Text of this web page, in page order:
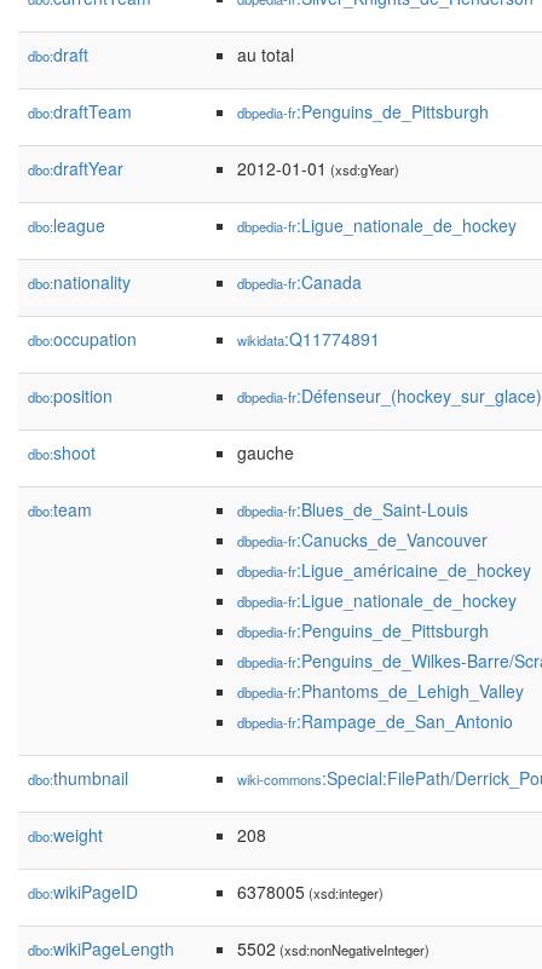
dbo:draft au total
dbo:draftTeam dbpedia-fr:Penguins_de_Pittsburgh
dbo:draftYear 2012-01-01 (xsd:gYear)
dbo:league dbpedia-fr:Ligue_nationale_de_hockey
dbo:nationality dbpedia-fr:Canada
dbo:occupation wikidata:Q11774891
dbo:position dbpedia-fr:Défenseur_(hockey_sur_glace)
dbo:shoot gauche
dbo:team dbpedia-fr:Blues_de_Saint-Louis
dbpedia-fr:Canucks_de_Vancouver
dbpedia-fr:Ligue_américaine_de_hockey
dbpedia-fr:Ligue_nationale_de_hockey
dbpedia-fr:Penguins_de_Pittsburgh
dbpedia-fr:Penguins_de_Wilkes-Barre/
dbpedia-fr:Phantoms_de_Lehigh_Valley
dbpedia-fr:Rampage_de_San_Antonio
dbo:thumbnail wiki-commons:Special:FilePath/
dbo:weight 208
dbo:wikiPageID 6378005(xsd:integer)
dbo:wikiPageLength 5502 (xsd:nonNegativeInteger)